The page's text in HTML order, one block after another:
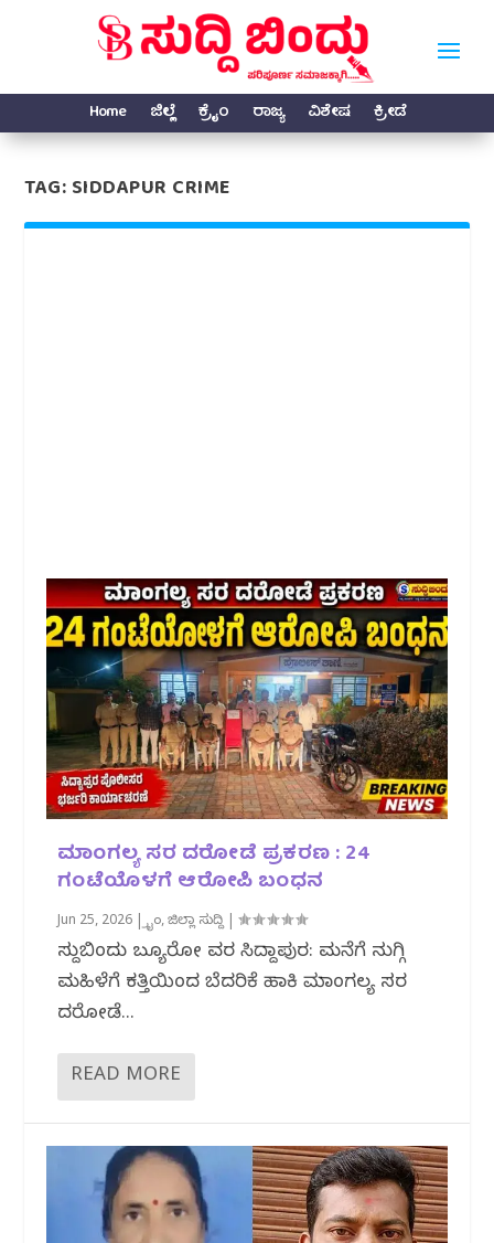
Home ಜಿಲ್ಲೆ ಕ್ರೈಂ ರಾಜ್ಯ ವಿಶೇಷ ಕ್ರೀಡೆ
TAG:SIDDAPUR CRIME
ಮಾಂಗಲ್ಯ ಸರ ದರೋಡೆ ಪ್ರಕರಣ : 24
ಗಂಟೆಯೊಳಗೆ ಆರೋಪಿ ಬಂಧನ
Jun 25, 2026 |ಕ್ರೈಂ,ಜಿಲ್ಲಾ ಸುದ್ದಿ |
ಸುದ್ದಿಬಿಂದು ಬ್ಯೂರೋ ವರದಿ ಸಿದ್ದಾಪುರ: ಮನೆಗೆ ನುಗ್ಗಿ
ಮಹಿಳೆಗೆ ಕತ್ತಿಯಿಂದ ಬೆದರಿಕೆ ಹಾಕಿ ಮಾಂಗಲ್ಯ ಸರ
ದರೋಡೆ...
READ MORE